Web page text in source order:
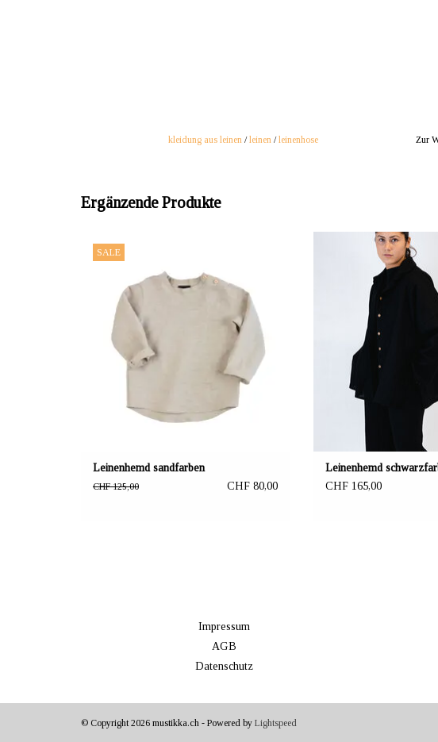
kleidung aus leinen /leinen /leinenhose Zur
Ergänzende Produkte
SALE
Ein schönes, einfaches Leinenhemd. Unisex
Modell !! Ökologisch angebautes dünnes 100%
Leinen ist waschbar bei 60° C. Grössen: S, M, L.
Leinenhemd sandfarben
CHF 125,00 CHF 80,00
ANBIETER:
Frauenfeld,
Oversized Leinenhemd
Knopfbefestigung. Der kurze
sonst eher schlichten
Schwung. ONE
Leinenhemd
CHF 165,00
Impressum
AGB
Datenschutz
© Copyright 2026 mustikka.ch - Powered by Lightspeed